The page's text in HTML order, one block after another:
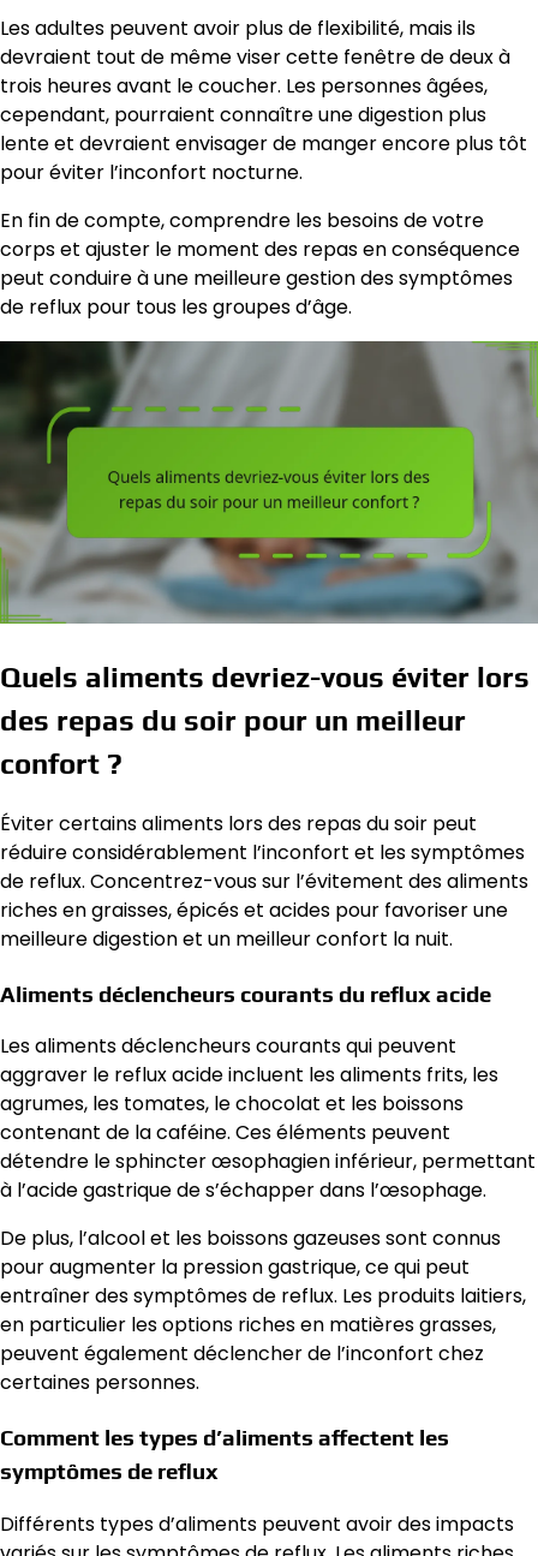
Les adultes peuvent avoir plus de flexibilité, mais ils
devraient tout de même viser cette fenêtre de deux à
trois heures avant le coucher. Les personnes âgées,
cependant, pourraient connaître une digestion plus
lente et devraient envisager de manger encore plus tôt
pour éviter l’inconfort nocturne.
En fin de compte, comprendre les besoins de votre
corps et ajuster le moment des repas en conséquence
peut conduire à une meilleure gestion des symptômes
de reflux pour tous les groupes d’âge.
Quels aliments devriez-vous éviter lors
des repas du soir pour un meilleur
confort ?
Éviter certains aliments lors des repas du soir peut
réduire considérablement l’inconfort et les symptômes
de reflux. Concentrez-vous sur l’évitement des aliments
riches en graisses, épicés et acides pour favoriser une
meilleure digestion et un meilleur confort la nuit.
Aliments déclencheurs courants du reflux acide
Les aliments déclencheurs courants qui peuvent
aggraver le reflux acide incluent les aliments frits, les
agrumes, les tomates, le chocolat et les boissons
contenant de la caféine. Ces éléments peuvent
détendre le sphincter œsophagien inférieur, permettant
à l’acide gastrique de s’échapper dans l’œsophage.
De plus, l’alcool et les boissons gazeuses sont connus
pour augmenter la pression gastrique, ce qui peut
entraîner des symptômes de reflux. Les produits laitiers,
en particulier les options riches en matières grasses,
peuvent également déclencher de l’inconfort chez
certaines personnes.
Comment les types d’aliments affectent les
symptômes de reflux
Différents types d’aliments peuvent avoir des impacts